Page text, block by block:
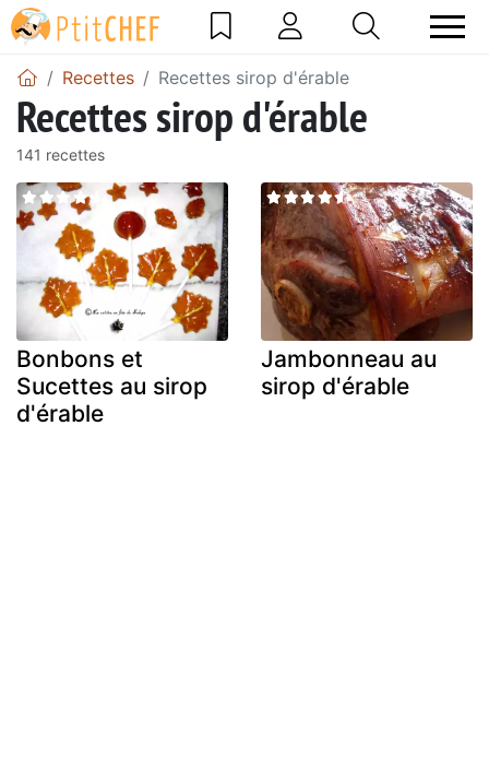
Recettes Recettes sirop d'érable
Recettes sirop d'érable
141 recettes
Bonbons et
Sucettes au sirop
d'érable
Jambonneau au
sirop d'érable